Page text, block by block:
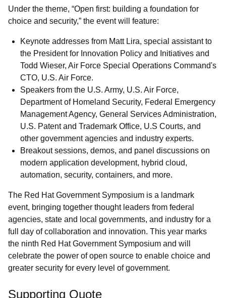
Under the theme, “Open first: building a foundation for
choice and security,” the event will feature:
Keynote addresses from Matt Lira, special assistant to
the President for Innovation Policy and Initiatives and
Todd Wieser, Air Force Special Operations Command's
CTO, U.S. Air Force.
Speakers from the U.S. Army, U.S. Air Force,
Department of Homeland Security, Federal Emergency
Management Agency, General Services Administration,
U.S. Patent and Trademark Office, U.S Courts, and
other government agencies and industry experts.
Breakout sessions, demos, and panel discussions on
modern application development, hybrid cloud,
automation, security, containers, and more.
The Red Hat Government Symposium is a landmark
event, bringing together thought leaders from federal
agencies, state and local governments, and industry for a
full day of collaboration and innovation. This year marks
the ninth Red Hat Government Symposium and will
celebrate the power of open source to enable choice and
greater security for every level of government.
Supporting Quote